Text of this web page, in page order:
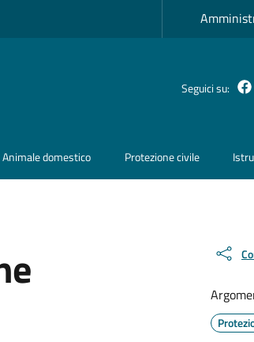
Seguici su:
Animale domestico Protezione civile